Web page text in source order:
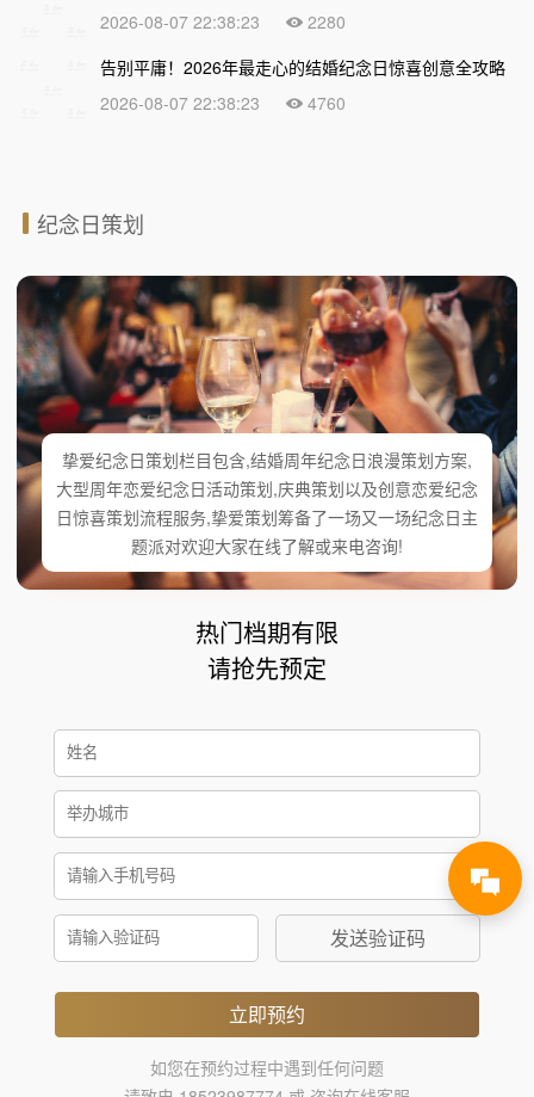
2026-08-07 22:38:23
2280
告别平庸！2026年最走心的结婚纪念日惊喜创意全攻略
2026-08-07 22:38:23
4760
纪念日策划
挚爱纪念日策划栏目包含,结婚周年纪念日浪漫策划方案,
大型周年恋爱纪念日活动策划,庆典策划以及创意恋爱纪念
日惊喜策划流程服务,挚爱策划筹备了一场又一场纪念日主
题派对欢迎大家在线了解或来电咨询!
热门档期有限
请抢先预定
发送验证码
立即预约
如您在预约过程中遇到任何问题